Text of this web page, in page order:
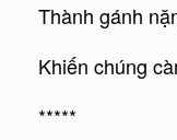
Thành gánh
Khiến chúng
*****